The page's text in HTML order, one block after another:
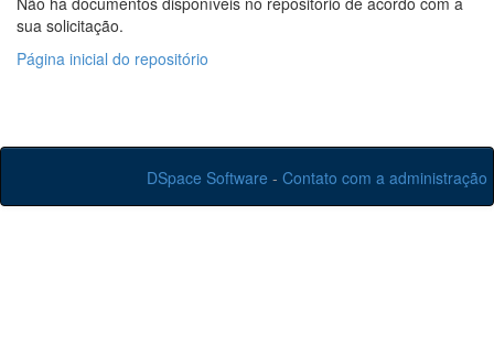
sua solicitação.
Página inicial do repositório
DSpace Software - Contato com a administração